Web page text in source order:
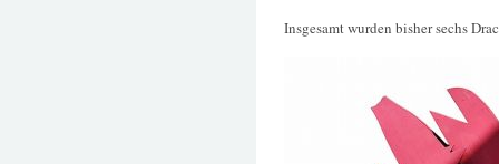
Insgesamt wurden bisher sechs